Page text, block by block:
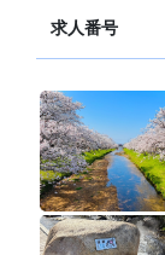
求人番号